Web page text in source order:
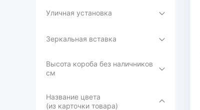
Уличная установка
Зеркальная вставка
Высота короба без наличников
см
Название цвета
(из карточки товара)